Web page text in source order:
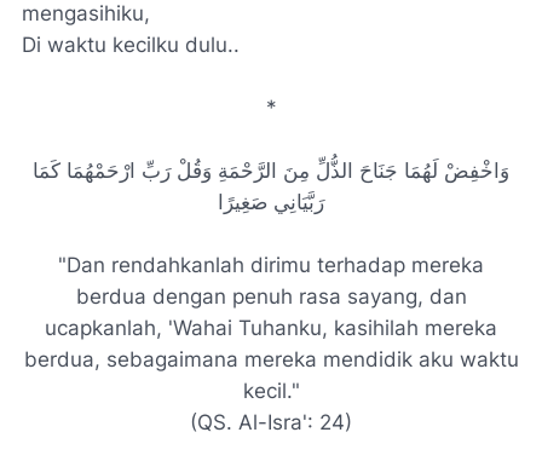
mengasihiku,
Di waktu kecilku dulu..
*
وَاخْفِضْ لَهُمَا جَنَاحَ الذُّلِّ مِنَ الرَّحْمَةِ وَقُلْ رَبِّ ارْحَمْهُمَا كَمَا
رَبَّيَانِي صَغِيرًا
"Dan rendahkanlah dirimu terhadap mereka
berdua dengan penuh rasa sayang, dan
ucapkanlah, 'Wahai Tuhanku, kasihilah mereka
berdua, sebagaimana mereka mendidik aku waktu
kecil."
(QS. Al-Isra': 24)